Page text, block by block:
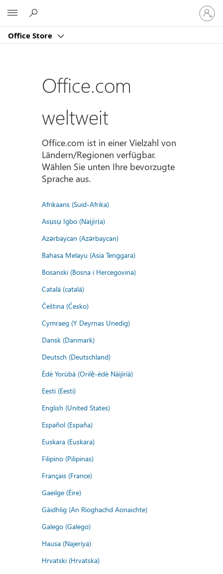
Office Store
Bei
Ihrem
Konto
Office.com
weltweit
Office.com ist in einer Vielzahl von
Ländern/Regionen verfügbar.
Wählen Sie unten Ihre bevorzugte
Sprache aus.
Afrikaans (Suid-Afrika)
Asụsụ Igbo (Naịjịrịa)
Azərbaycan (Azərbaycan)
Bahasa Melayu (Asia Tenggara)
Bosanski (Bosna i Hercegovina)
Català (català)
Čeština (Česko)
Cymraeg (Y Deyrnas Unedig)
Dansk (Danmark)
Deutsch (Deutschland)
Èdè Yorùbá (Orilẹ̀-èdè Nàìjíríà)
Eesti (Eesti)
English (United States)
Español (España)
Euskara (Euskara)
Filipino (Pilipinas)
Français (France)
Gaeilge (Éire)
Gàidhlig (An Rìoghachd Aonaichte)
Galego (Galego)
Hausa (Najeriya)
Hrvatski (Hrvatska)